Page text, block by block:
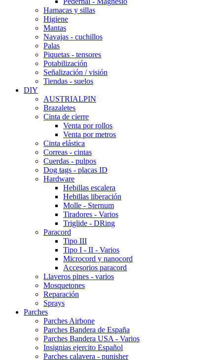
Hamacas y sillas
Higiene
Mantas
Navajas - cuchillos
Palas
Piquetas - tensores
Potabilización
Señalización / visión
Tiendas - suelos
DIY
AUSTRIALPIN
Brazaletes
Cinta de cierre
Venta por rollos
Venta por metros
Cinta elástica
Correas - cintas
Cuerdas - pulpos
Dog tags - placas ID
Hardware
Hebillas escalera
Hebillas liberación
Molle - Sternum
Tiradores - Varios
Triglide - DRing
Paracord
Tipo III
Tipo I - II - Varios
Microcord y nanocord
Accesorios paracord
Llaveros pines - varios
Mosquetones
Reparación
Sprays
Parches
Parches Airbone
Parches Bandera de España
Parches Bandera USA - Varios
Insignias ejercito Español
Parches calavera - punisher